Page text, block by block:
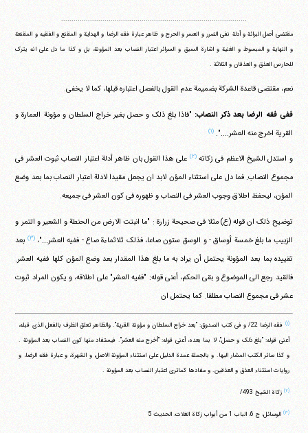
..........................................................................................
مقتضی أصل البرائة و أدلة نفی الضرر و العسر و الحرج و ظاهر عبارة فقه الرضا و الهدایة و المقنع و الفقیه و المقنعة
و النهایة و المبسوط و الغنیة و اشارة السبق و السرائر اعتبار النصاب بعد المؤونة، بل و کذا ما دل علی انه یترک
للحارس العذق و العذقان و الثلاثة .
نعم، مقتضی قاعدة الشرکة بضمیمة عدم القول بالفصل اعتباره قبلها، کما لا یخفی.
ففی فقه الرضا بعد ذکر النصاب: "فاذا بلغ ذلک و حصل بغیر خراج السلطان و مؤونة العمارة و
القریة اخرج منه العشر....".(۱)
و استدل الشیخ الاعظم فی زکاته(۲)
علی هذا القول بان ظاهر أدلة اعتبار النصاب ثبوت العشر فی
مجموع النصاب. فما دل علی استثناء المؤن لابد ان یجعل مقیدا لادلة اعتبار النصاب بما بعد وضع
المؤن، لیحفظ اطلاق وجوب العشر فی النصاب و ظهوره فی کون العشر فی جمیعه.
توضیح ذلک ان قوله (ع) مثلا فی صحیحة زرارة : "ما انبتت الارض من الحنطة و الشعیر و التمر و
الزبیب ما بلغ خمسة أوساق - و الوسق ستون صاعا، فذلک ثلاثماءة صاع - ففیه العشر..."،(۳)
بعد
تقییده بما بعد المؤونة یحتمل أن یراد به ما بلغ هذا المقدار بعد وضع المؤن کلها ففیه العشر.
فالقید رجع الی الموضوع و بقی الحکم، أعنی قوله: "ففیه العشر" علی اطلاقه، و یکون المراد ثبوت
عشر فی مجموع النصاب مطلقا. کما یحتمل ان
(۱)
فقه الرضا 22/ و فی کتب الصدوق: "بعد خراج السلطان و مؤونة القریة". والظاهر تعلق الظرف بالفعل الذی قبله،
أعنی قوله: "بلغ ذلک و حصل"، لا بما بعده، أعنی قوله: "أخرج منه العشر". فیستفاد منها کون النصاب بعد المؤونة .
و کذا سائر الکتب المشار الیها. و بالجملة عمدة الدلیل علی استثناء المؤونة الاصل، و الشهرة، و عبارة فقه الرضا، و
روایات استثناء العذق و العذقین. و مفادها کماتری اعتبار النصاب بعد المؤونة .
(۲) زکاة الشیخ 493/
(۳) الوسائل، ج 6، الباب 1 من أبواب زکاة الغلات، الحدیث 5